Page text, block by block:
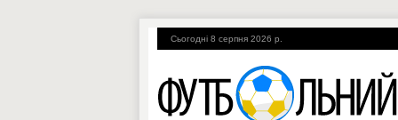
Сьогодні 8 серпня 2026 р.